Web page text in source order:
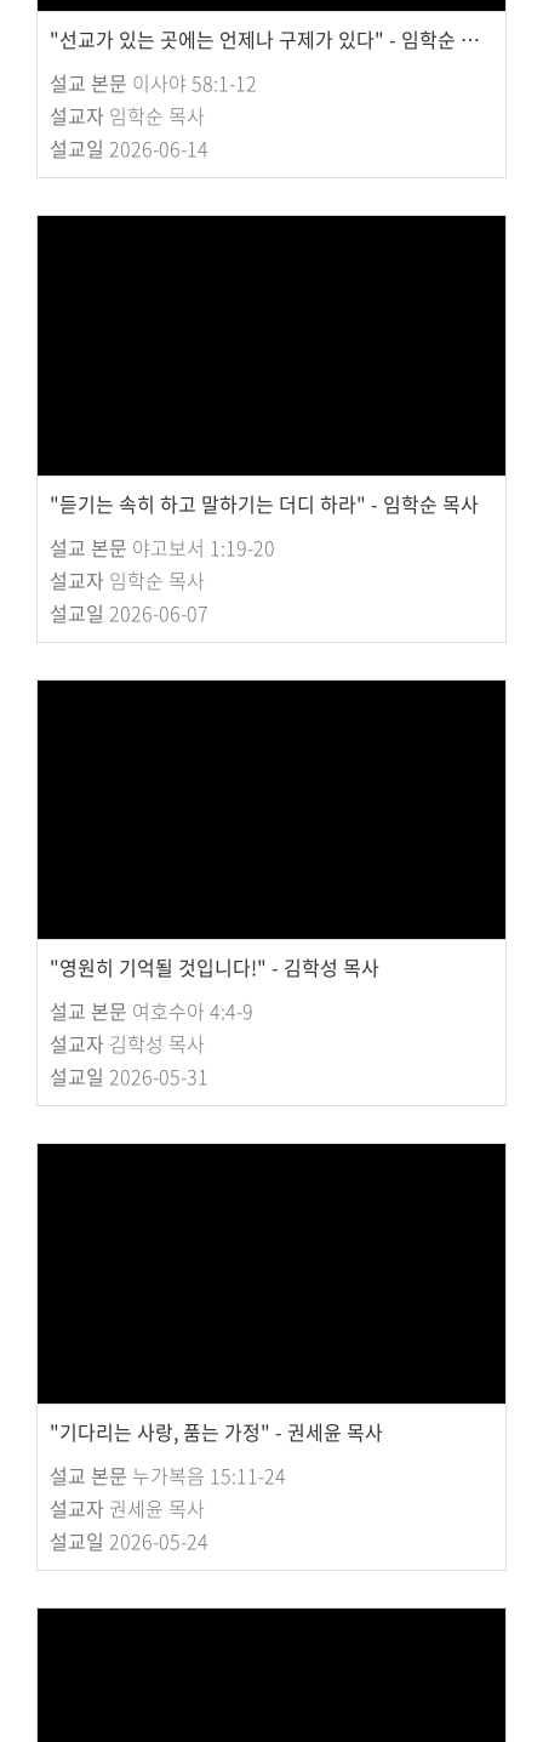
"선교가 있는 곳에는 언제나 구제가 있다" - 임학순 목사
설교 본문 이사야 58:1-12
설교자 임학순 목사
설교일 2026-06-14
"듣기는 속히 하고 말하기는 더디 하라" - 임학순 목사
설교 본문 야고보서 1:19-20
설교자 임학순 목사
설교일 2026-06-07
"영원히 기억될 것입니다!" - 김학성 목사
설교 본문 여호수아 4:4-9
설교자 김학성 목사
설교일 2026-05-31
"기다리는 사랑, 품는 가정" - 권세윤 목사
설교 본문 누가복음 15:11-24
설교자 권세윤 목사
설교일 2026-05-24